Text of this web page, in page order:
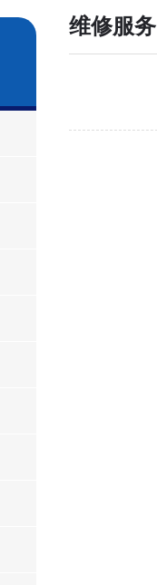
维修服务